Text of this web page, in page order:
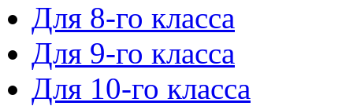
Для 8-го класса
Для 9-го класса
Для 10-го класса